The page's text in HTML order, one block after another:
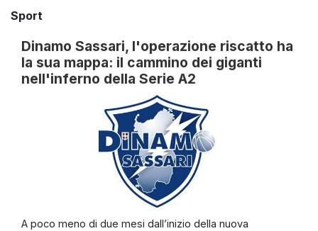
Sport
Dinamo Sassari, l'operazione riscatto ha
la sua mappa: il cammino dei giganti
nell'inferno della Serie A2
A poco meno di due mesi dall’inizio della nuova